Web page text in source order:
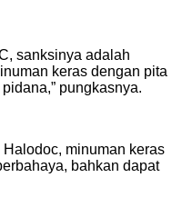
sanksinya adalah
keras dengan pita
pungkasnya.
minuman keras
bahkan dapat